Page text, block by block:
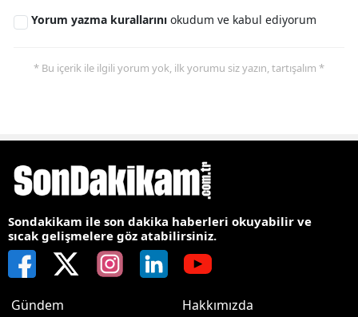
Yorum yazma kurallarını okudum ve kabul ediyorum
* Bu içerik ile ilgili yorum yok, ilk yorumu siz yazın, tartışalım *
Sondakikam ile son dakika haberleri okuyabilir ve
sıcak gelişmelere göz atabilirsiniz.
Gündem
Hakkımızda